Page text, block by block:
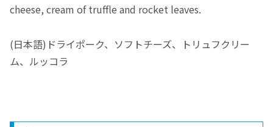
cheese, cream of truffle and rocket leaves.
(日本語)ドライポーク、ソフトチーズ、トリュフクリー
ム、ルッコラ